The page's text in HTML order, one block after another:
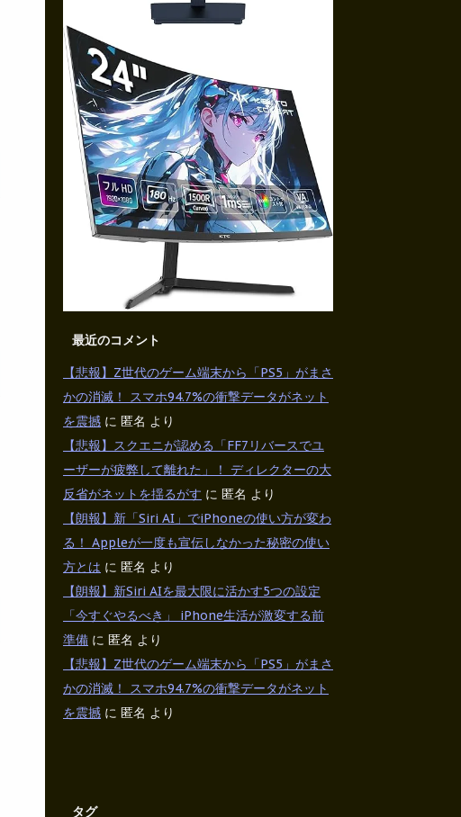
最近のコメント
【悲報】Z世代のゲーム端末から「PS5」がまさ
かの消滅！ スマホ94.7%の衝撃データがネット
を震撼 に 匿名 より
【悲報】スクエニが認める「FF7リバースでユ
ーザーが疲弊して離れた」！ ディレクターの大
反省がネットを揺るがす に 匿名 より
【朗報】新「Siri AI」でiPhoneの使い方が変わ
る！ Appleが一度も宣伝しなかった秘密の使い
方とは に 匿名 より
【朗報】新Siri AIを最大限に活かす5つの設定
「今すぐやるべき」 iPhone生活が激変する前
準備 に 匿名 より
【悲報】Z世代のゲーム端末から「PS5」がまさ
かの消滅！ スマホ94.7%の衝撃データがネット
を震撼 に 匿名 より
タグ